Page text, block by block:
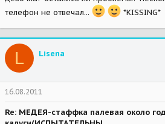
телефон не отвечал...
*KISSING*
L Lisena
16.08.2011
Re: МЕДЕЯ-стаффка палевая около